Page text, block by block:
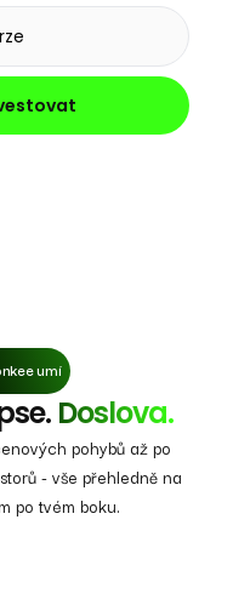
umí
Doslova.
pohybů až po
- vše přehledně na
po tvém boku.